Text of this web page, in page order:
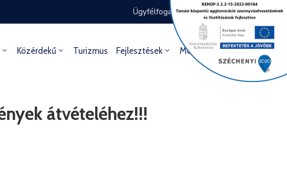
Ügyfélfogadás rendje Ügyintézés
Közérdekű Turizmus Fejlesztések Média Kultúra
átvételéhez!!!